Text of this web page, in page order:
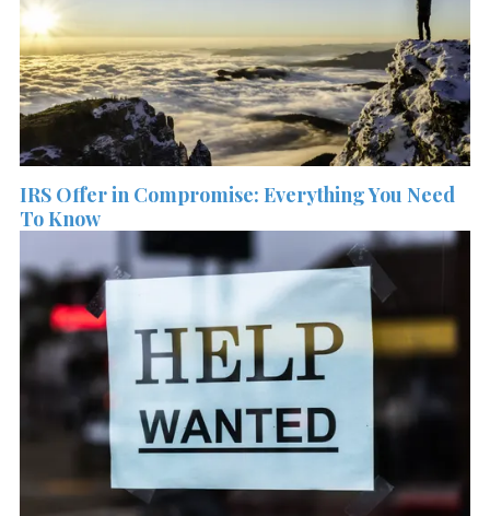
IRS Offer in Compromise: Everything You Need
To Know